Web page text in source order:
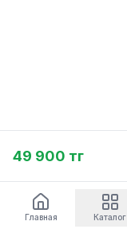
49 900 тг
Главная Каталог